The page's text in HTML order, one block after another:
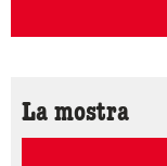
La mostra